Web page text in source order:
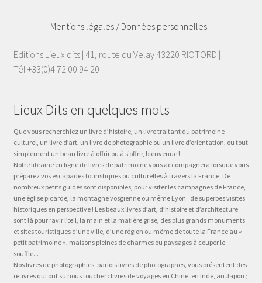
Mentions légales / Données personnelles
Éditions Lieux dits | 41, route du Velay 43220 RIOTORD |
Tél +33(0)4 72 00 94 20
Lieux Dits en quelques mots
Que vous recherchiez un livre d’histoire, un livre traitant du patrimoine
culturel, un livre d’art, un livre de photographie ou un livre d’orientation, ou tout
simplement un beau livre à offrir ou à s’offrir, bienvenue !
Notre librairie en ligne de livres de patrimoine vous accompagnera lorsque vous
préparez vos escapades touristiques ou culturelles à travers la France. De
nombreux petits guides sont disponibles, pour visiter les campagnes de France,
une église picarde, la montagne vosgienne ou même Lyon : de superbes visites
historiques en perspective ! Les beaux livres d’art, d’histoire et d’architecture
sont là pour ravir l’œil, la main et la matière grise, des plus grands monuments
et sites touristiques d’une ville, d’une région ou même de toute la France au «
petit patrimoine », maisons pleines de charmes ou paysages à couper le
souffle...
Nos livres de photographies, parfois livres de photographes, vous présentent des
œuvres qui ont su nous toucher : livres de voyages en Chine, en Inde, au Japon ;